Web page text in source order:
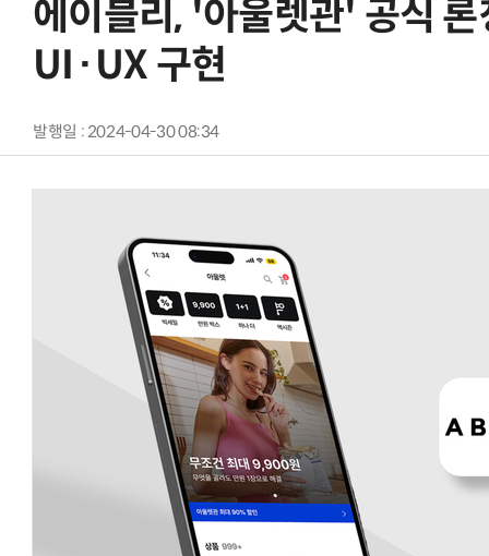
에이블리, '아울렛관' 공식
UI·UX 구현
발행일 : 2024-04-30 08:34